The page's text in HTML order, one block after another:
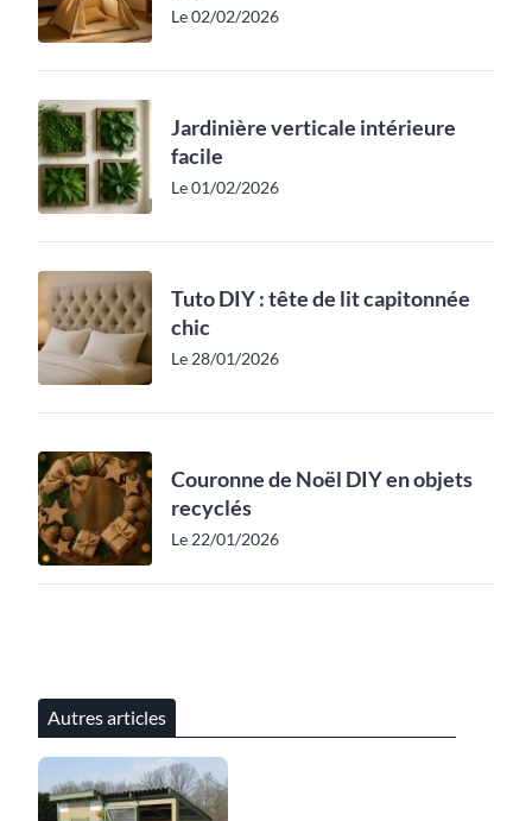
Le 02/02/2026
Jardinière verticale intérieure
facile
Le 01/02/2026
Tuto DIY : tête de lit capitonnée
chic
Le 28/01/2026
Couronne de Noël DIY en objets
recyclés
Le 22/01/2026
Autres articles